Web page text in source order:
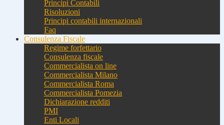
Principi Contabili
Risoluzioni
Principi contabili internazionali
Faq
Consulenza Fiscale
Regime forfettario
Consulenza fiscale
Commercialista on line
Commercialista Milano
Commercialista Roma
Commercialista Pomezia
Dichiarazione redditi
PMI
Enti Locali